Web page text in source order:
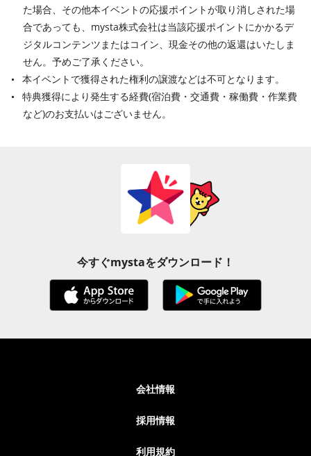
た場合、その他本イベントの応援ポイントが取り消しされた場
合であっても、mysta株式会社は当該応援ポイントにかかるデ
ジタルコンテンツまたはコイン、現金その他の返還はいたしま
せん。予めご了承ください。
本イベントで獲得された権利の譲渡などは不可となります。
特典獲得により発生する経費(宿泊費・交通費・稼働費・作業費
など)のお支払いはございません。
今すぐmystaをダウンロード！
会社情報
採用情報
利用規約